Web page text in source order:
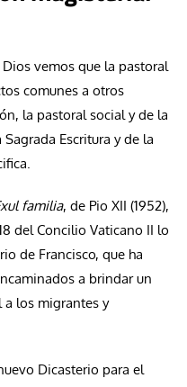
vemos que la pastoral
comunes a otros
la pastoral social y de la
Escritura y de la
familia, de Pio XII (1952),
del Concilio Vaticano II lo
de Francisco, que ha
a brindar un
a los migrantes y
Dicasterio para el